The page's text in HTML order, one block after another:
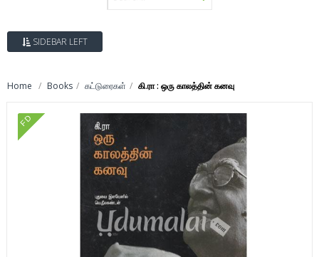
SIDEBAR LEFT
Home Books கட்டுரைகள் கி.ரா : ஒரு காலத்தின் கனவு
FD